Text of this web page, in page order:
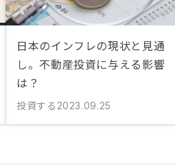
日本のインフレの現状と見通
し。不動産投資に与える影響
は？
投資する 2023.09.25